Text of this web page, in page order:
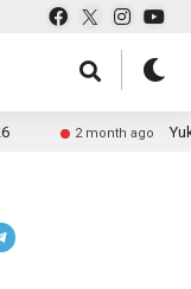
2 month ago